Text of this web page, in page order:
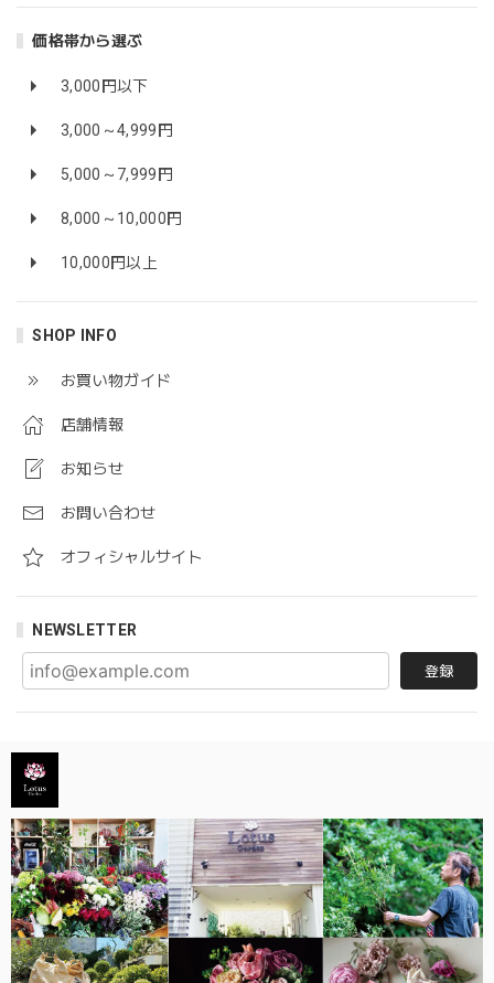
価格帯から選ぶ
3,000円以下
3,000～4,999円
5,000～7,999円
8,000～10,000円
10,000円以上
SHOP INFO
お買い物ガイド
店舗情報
お知らせ
お問い合わせ
オフィシャルサイト
NEWSLETTER
登録